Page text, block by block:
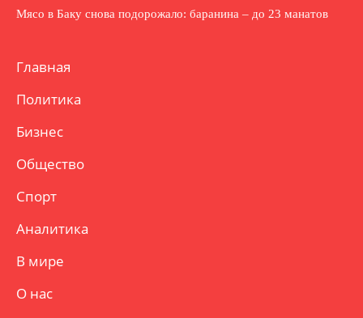
Мясо в Баку снова подорожало: баранина – до 23 манатов
Главная
Политика
Бизнес
Общество
Спорт
Аналитика
В мире
О нас